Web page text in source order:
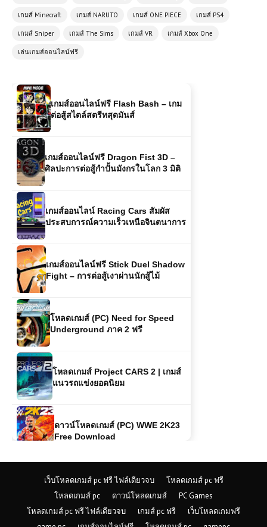
เกมส์ Minecraft เกมส์ NARUTO เกมส์ ONE PIECE เกมส์ PS4
เกมส์ Sniper เกมส์ The Sims เกมส์ VR เกมส์ Xbox One
เล่นเกมส์ออนไลน์ฟรี
สุดยอดเกมจำลองการขับแท็กซี่ที่คุณไม่
ควรพลาด
เกมวิ่งสุดโหดที่ท้าทายความเร็วและ
เกมส์ออนไลน์ฟรี Flash Bash – เกม
ต่อสู้สไตล์สตรีทสุดมันส์
เกมส์ออนไลน์ฟรี Dragon Fist 3D –
ศิลปะการต่อสู้กำปั้นมังกรในโลก 3 มิติ
เกมส์ออนไลน์ Racing Cars สัมผัส
ประสบการณ์ความเร็วเหนือจินตนาการ
เกมส์ออนไลน์ฟรี Stick Duel Shadow
Fight – การต่อสู้เงาผ่านนักสู้ไม้
โหลดเกมส์ (PC) Need for Speed
Underground ภาค 2 ฟรี
โหลดเกมส์ Project CARS 2 | เกมส์
แนวรถแข่งยอดนิยม
ดาวน์โหลดเกมส์ (PC) WWE 2K23
Free Download
เกมส์ออนไลน์ฟรี Crazy Karts – เกม
แข่งรถสุดป่วน มันส์ไม่มีเบรก!
เว็บโหลดเกมส์ pc ฟรี ไฟล์เดียวจบ
โหลดเกมส์ pc ฟรี
โหลดเกมส์ pc
ดาวน์โหลดเกมส์
PC Games
โหลดเกมส์ pc ฟรี ไฟล์เดียวจบ
เกมส์ pc ฟรี
เว็บโหลดเกมฟรี